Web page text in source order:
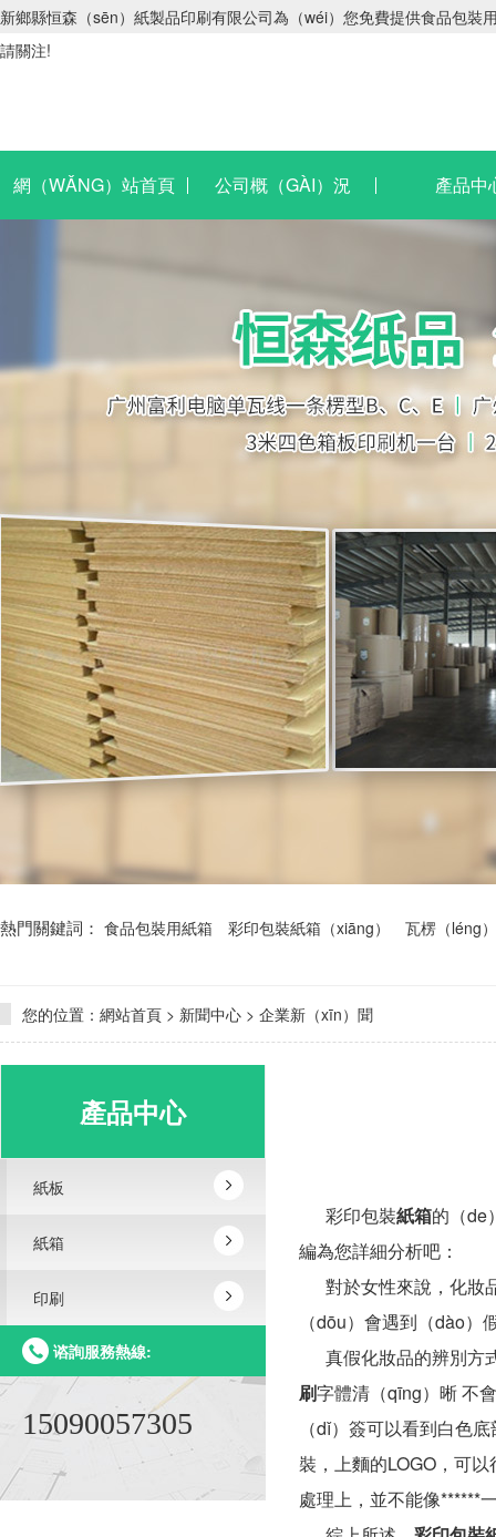
新鄉縣恒森（sēn）紙製品印刷有限公司為（wéi）您免費提供食品包
請關注!
網（WǍNG）站首頁 公司概（GÀI）況 產品中
熱門關鍵詞： 食品包裝用紙箱 彩印包裝紙箱（xiāng） 瓦楞（léng
您的位置： 網站首頁 > 新聞中心 > 企業新（xīn）聞
產品中心
紙板
紙箱
印刷
谘詢服務熱線:
15090057305
彩印包裝紙箱的（de
編為您詳細分析吧：
對於女性來說，化妝
（dōu）會遇到（dào
真假化妝品的辨別方
刷字體清（qīng）晰 不
（dǐ）簽可以看到白色
裝，上麵的LOGO ，可
處理上，並不能像******